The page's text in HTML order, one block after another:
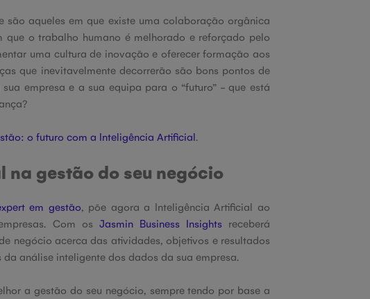
são aqueles em que existe uma colaboração orgânica
que o trabalho humano é melhorado e reforçado pelo
uma cultura de inovação e oferecer formação aos
que inevitavelmente decorrerão são bons pontos de
empresa e a sua equipa para o “futuro” - que está
o futuro com a Inteligência Artificial.
gestão do seu negócio
em gestão, põe agora a Inteligência Artificial ao
Com os Jasmin Business Insights receberá
negócio acerca das atividades, objetivos e resultados
análise inteligente dos dados da sua empresa.
a gestão do seu negócio, sempre tendo por base a